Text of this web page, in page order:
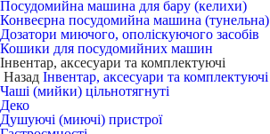
Посудомийна машина для бару (келихи)
Конвеєрна посудомийна машина (тунельна)
Дозатори миючого, ополіскуючого засобів
Кошики для посудомийних машин
Інвентар, аксесуари та комплектуючі
Назад Інвентар, аксесуари та комплектуючі
Чаші (мийки) цільнотягнуті
Деко
Душуючі (миючі) пристрої